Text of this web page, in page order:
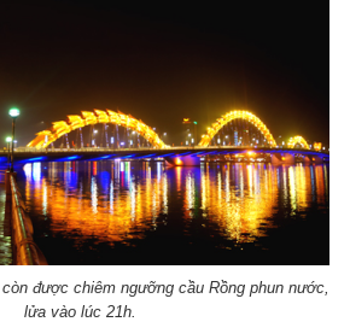
được chiêm ngưỡng cầu Rồng phun nước,
lửa vào lúc 21h.